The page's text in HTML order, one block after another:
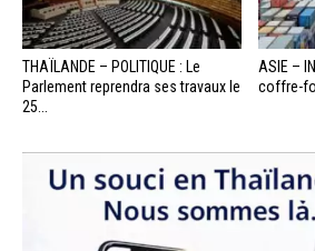
THAÏLANDE – POLITIQUE : Le
Parlement reprendra ses travaux le
25...
ASIE –
coffre-